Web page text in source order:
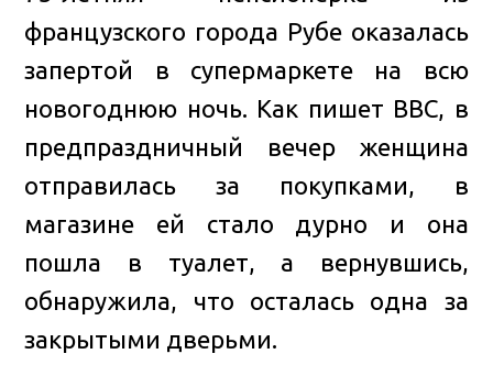
французского города Рубе оказалась
запертой в супермаркете на всю
новогоднюю ночь. Как пишет ВВС, в
предпраздничный вечер женщина
отправилась за покупками, в
магазине ей стало дурно и она
пошла в туалет, а вернувшись,
обнаружила, что осталась одна за
закрытыми дверьми.